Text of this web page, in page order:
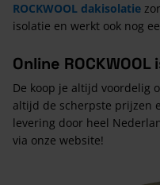
ROCKWOOL dakisolatie
isolatie en werkt ook nog
Online
De koop je altijd voordelig
altijd de scherpste prijzen
levering door heel
via onze website!